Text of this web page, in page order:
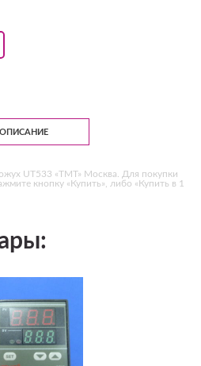
ОПИСАНИЕ
UT533 «ТМТ» Москва. Для покупки
кнопку «Купить», либо «Купить в 1